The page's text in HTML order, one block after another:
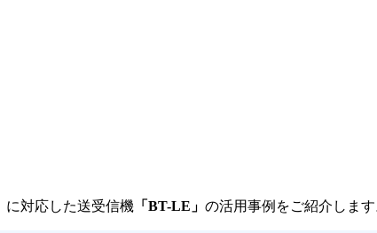
に対応した送受信機 「BT-LE」 の活用事例をご紹介します